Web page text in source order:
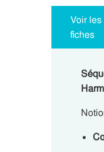
Voir les
fiches